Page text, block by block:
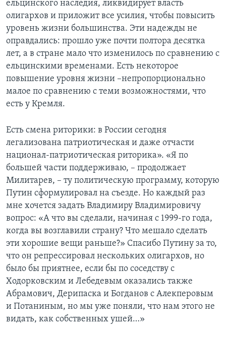
ельцинского наследия, ликвидирует власть
олигархов и приложит все усилия, чтобы повысить
уровень жизни большинства. Эти надежды не
оправдались: прошло уже почти полтора десятка
лет, а в стране мало что изменилось по сравнению с
ельцинскими временами. Есть некоторое
повышение уровня жизни –непропорционально
малое по сравнению с теми возможностями, что
есть у Кремля.
Есть смена риторики: в России сегодня
легализована патриотическая и даже отчасти
национал-патриотическая риторика». «Я по
большей части поддерживаю, – продолжает
Милитарев, – ту политическую программу, которую
Путин сформулировал на съезде. Но каждый раз
мне хочется задать Владимиру Владимировичу
вопрос: «А что вы сделали, начиная с 1999-го года,
когда вы возглавили страну? Что мешало сделать
эти хорошие вещи раньше?» Спасибо Путину за то,
что он репрессировал нескольких олигархов, но
было бы приятнее, если бы по соседству с
Ходорковским и Лебедевым оказались также
Абрамович, Дерипаска и Богданов с Алекперовым
и Потаниным, но мы уже поняли, что нам этого не
видать, как собственных ушей…»